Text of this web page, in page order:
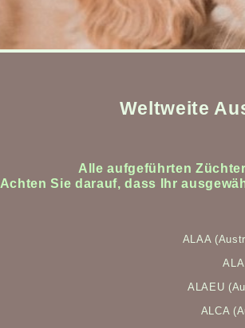
Weltweite
Alle aufgeführten
Achten Sie darauf, dass Ihr
ALAA
ALAEU
ALCA